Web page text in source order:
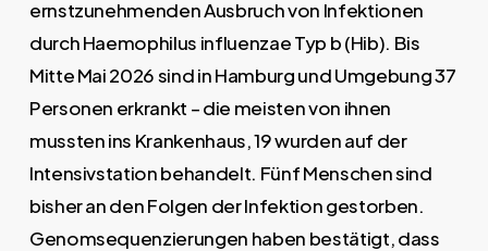
ernstzunehmenden Ausbruch von Infektionen
durch Haemophilus influenzae Typ b (Hib). Bis
Mitte Mai 2026 sind in Hamburg und Umgebung 37
Personen erkrankt – die meisten von ihnen
mussten ins Krankenhaus, 19 wurden auf der
Intensivstation behandelt. Fünf Menschen sind
bisher an den Folgen der Infektion gestorben.
Genomsequenzierungen haben bestätigt, dass